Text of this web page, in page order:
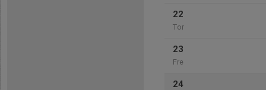
22
Tor
23
Fre
24